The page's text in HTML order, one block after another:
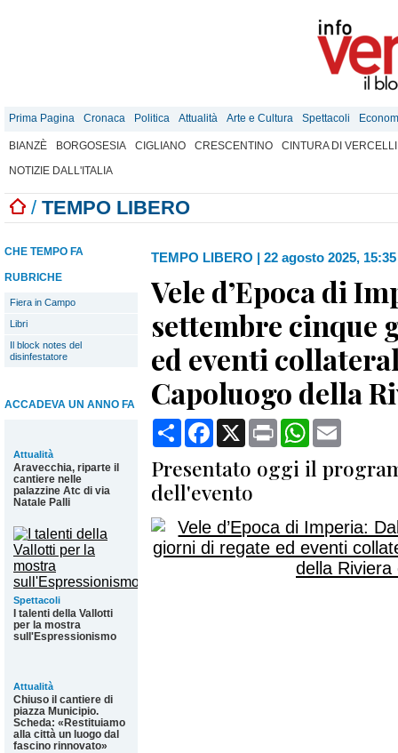
Prima Pagina Cronaca Politica Attualità Arte e Cultura Spettacoli
BIANZÈ BORGOSESIA CIGLIANO CRESCENTINO
CINTURA DI VERCELLI
NOTIZIE DALL'ITALIA
/ TEMPO LIBERO
CHE TEMPO FA
RUBRICHE
Fiera in Campo
Libri
Il block notes del
disinfestatore
ACCADEVA UN ANNO FA
Attualità
Aravecchia, riparte il
cantiere nelle
palazzine Atc di via
Natale Palli
Spettacoli
I talenti della Vallotti
per la mostra
sull'Espressionismo
Attualità
Chiuso il cantiere di
piazza Municipio.
Scheda: «Restituiamo
alla città un luogo dal
fascino rinnovato»
TEMPO LIBERO | 22 agosto 2025, 15:35
Vele d’Epoca di
settembre cinque
ed eventi
Capoluogo della
CondividiFacebook
X Print WhatsApp
Presentato oggi il
dell'evento